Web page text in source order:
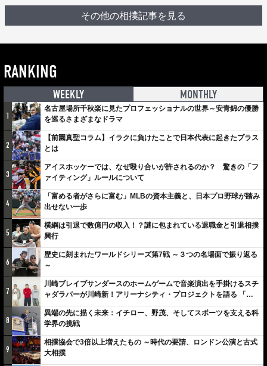
その他の相撲記事を見る
RANKING
WEEKLY MONTHLY
1
名古屋場所千秋楽に見たプロフェッショナルの世界～安青錦の優勝
を巡るさまざまなドラマ
2
【前園真聖コラム】イラクに負けたことで日本代表に起きたプラス
とは
3
アイスホッケーでは、なぜ殴り合いが許されるのか？ 驚きの「フ
ァイティング」ルールについて
4
「富める者がさらに富む」MLBの資本主義と、日本プロ野球が踏み
出せない一歩
5
横綱は引退で数億円の収入！？謎に包まれている退職金と引退相撲
興行
6
歴史に刻まれたワールドシリーズ第7戦 ～３つの名場面で振り返る
～
7
川崎ブレイブサンダースのホームゲームで音楽演出を手掛けるスチ
ャダラパーが川崎新！アリーナシティ・プロジェクトを語る 「楽
しみでしかないでしょ。川崎は、ずっと成長曲線だから」
8
異端の先に描く未来：イチロー、野茂、そしてスポーツを支える科
学界の挑戦
9
相撲協会で3倍以上増えたもの ～時代の要請、ロンドン公演と古式
大相撲